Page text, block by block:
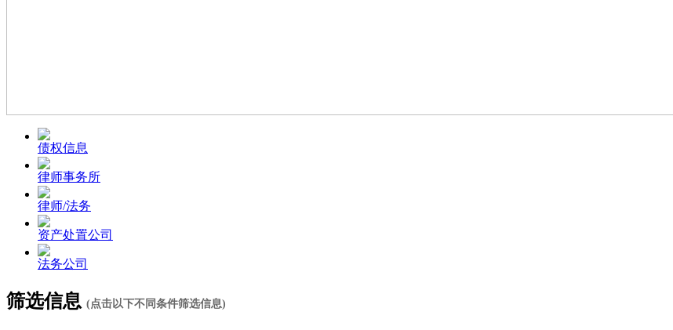
债权信息
律师事务所
律师/法务
资产处置公司
法务公司
筛选信息 (点击以下不同条件筛选信息)